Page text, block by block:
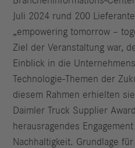
Juli 2024 rund 200
„empowering tomorrow –
Ziel der Veranstaltung war,
Einblick in die
Technologie-Themen der
diesem Rahmen erhielten
Daimler Truck Supplier
herausragendes
Nachhaltigkeit. Grundlage